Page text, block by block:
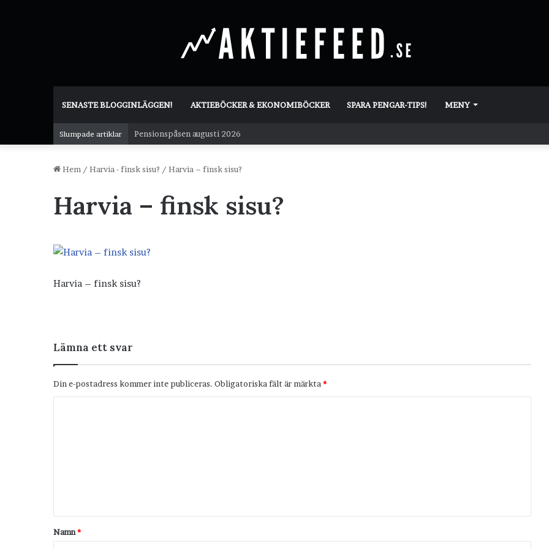
SENASTE BLOGGINLÄGGEN! AKTIEBÖCKER & EKONOMIBÖCKER SPARA PENGAR-TIPS! MENY
Slumpade artiklar Pensionspåsen augusti 2026
Hem / Harvia - finsk sisu? / Harvia – finsk sisu?
Harvia – finsk sisu?
Harvia – finsk sisu?
Lämna ett svar
Din e-postadress kommer inte publiceras. Obligatoriska fält är märkta *
t
a
Namn*